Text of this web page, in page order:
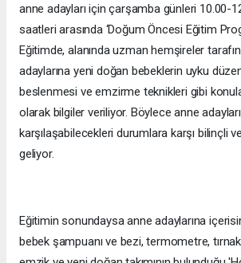
anne adayları için çarşamba günleri 10.00-
saatleri arasında ‘Doğum Öncesi Eğitim
Eğitimde, alanında uzman hemşireler
adaylarına yeni doğan bebeklerin uyku
beslenmesi ve emzirme teknikleri gibi
olarak bilgiler veriliyor. Böylece anne
karşılaşabilecekleri durumlara karşı bilinçli ve
geliyor.
Eğitimin sonundaysa anne adaylarına
bebek şampuanı ve bezi, termometre,